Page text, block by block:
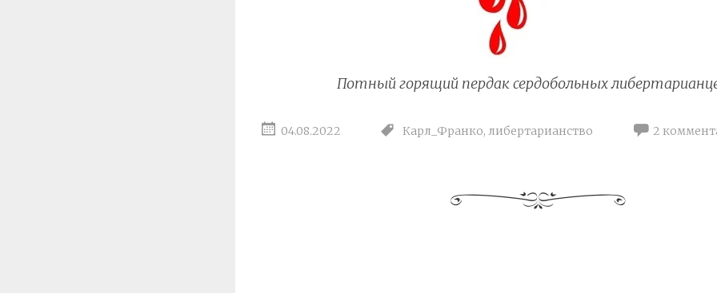
Потный горящий пердак сердобольных
04.08.2022 Карл_Франко,либертарианство 2